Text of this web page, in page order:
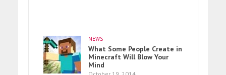
NEWS
What Some People Create in
Minecraft Will Blow Your
Mind